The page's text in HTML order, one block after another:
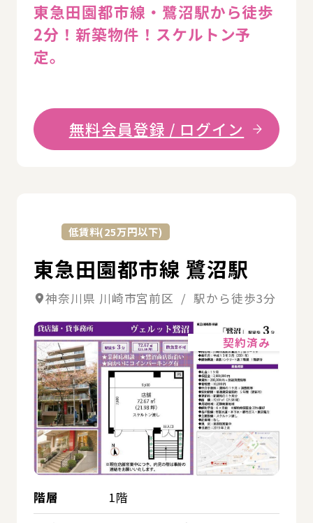
東急田園都市線・鷺沼駅から徒歩
2分！新築物件！スケルトン予
定。
無料会員登録 / ログイン
低賃料(25万円以下)
東急田園都市線 鷺沼駅
神奈川県 川崎市宮前区 / 駅から徒歩3分
契約済み
階層
1階